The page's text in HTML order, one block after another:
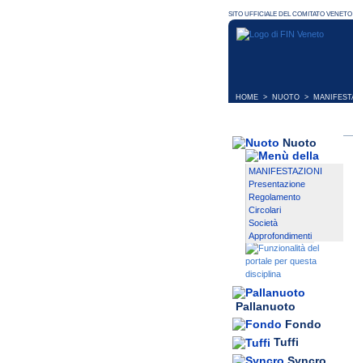
HOME > NUOTO >
Nuoto
MANIFESTAZIONI
Presentazione
Regolamento
Circolari
Società
Approfondimenti
Pallanuoto
Fondo
Tuffi